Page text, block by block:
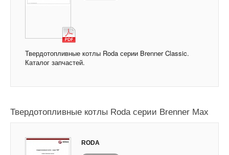
Твердотопливные котлы Roda серии Brenner Classic.
Каталог запчастей.
Твердотопливные котлы Roda серии Brenner Max
RODA